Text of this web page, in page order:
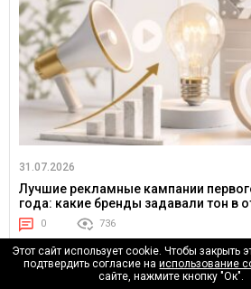
31.07.2026
Лучшие рекламные кампании
года: какие бренды задавали тон в
0 736
Этот сайт использует cookie. Чтобы закрыть
подтвердить согласие наиспользование
сайте, нажмите кнопку "Ок".